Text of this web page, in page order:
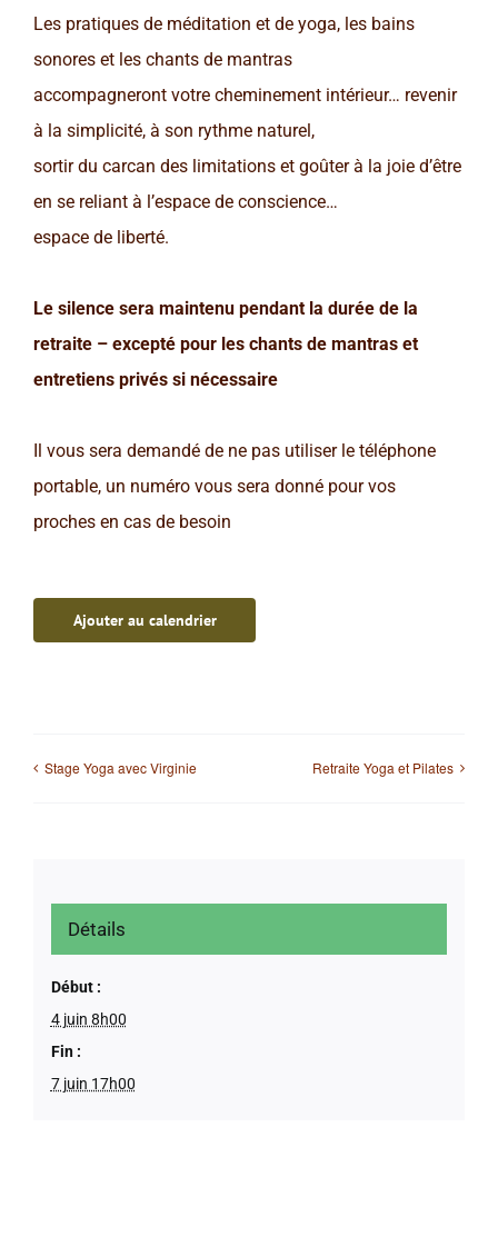
Les pratiques de méditation et de yoga, les bains
sonores et les chants de mantras
accompagneront votre cheminement intérieur… revenir
à la simplicité, à son rythme naturel,
sortir du carcan des limitations et goûter à la joie d’être
en se reliant à l’espace de conscience…
espace de liberté.
Le silence sera maintenu pendant la durée de la
retraite – excepté pour les chants de mantras et
entretiens privés si nécessaire
Il vous sera demandé de ne pas utiliser le téléphone
portable, un numéro vous sera donné pour vos
proches en cas de besoin
Ajouter au calendrier
Stage Yoga avec Virginie Retraite Yoga et Pilates
Détails
Début :
4 juin 8h00
Fin :
7 juin 17h00